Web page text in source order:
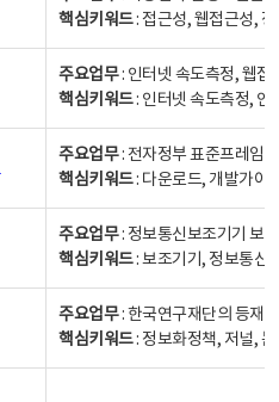
핵심키워드: 접근성, 웹접근성,
주요업무: 인터넷 속도측정, 웹접
핵심키워드: 인터넷 속도측정, 인
주요업무: 전자정부 표준프레임
핵심키워드: 다운로드, 개발가이
주요업무: 정보통신보조기기 보
핵심키워드: 보조기기, 정보통신
주요업무: 한국연구재단의 등재
핵심키워드: 정보화정책, 저널,